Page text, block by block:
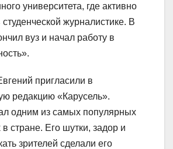
университета, где активно
журналистике. В
вуз и начал работу в
пригласили в
редакцию «Карусель».
одним из самых популярных
стране. Его шутки, задор и
зрителей сделали его